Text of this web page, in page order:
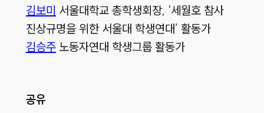
김보미 서울대학교 총학생회장, ‘세월호 참사
진상규명을 위한 서울대 학생연대’ 활동가
김승주노동자연대 학생그룹 활동가
공유